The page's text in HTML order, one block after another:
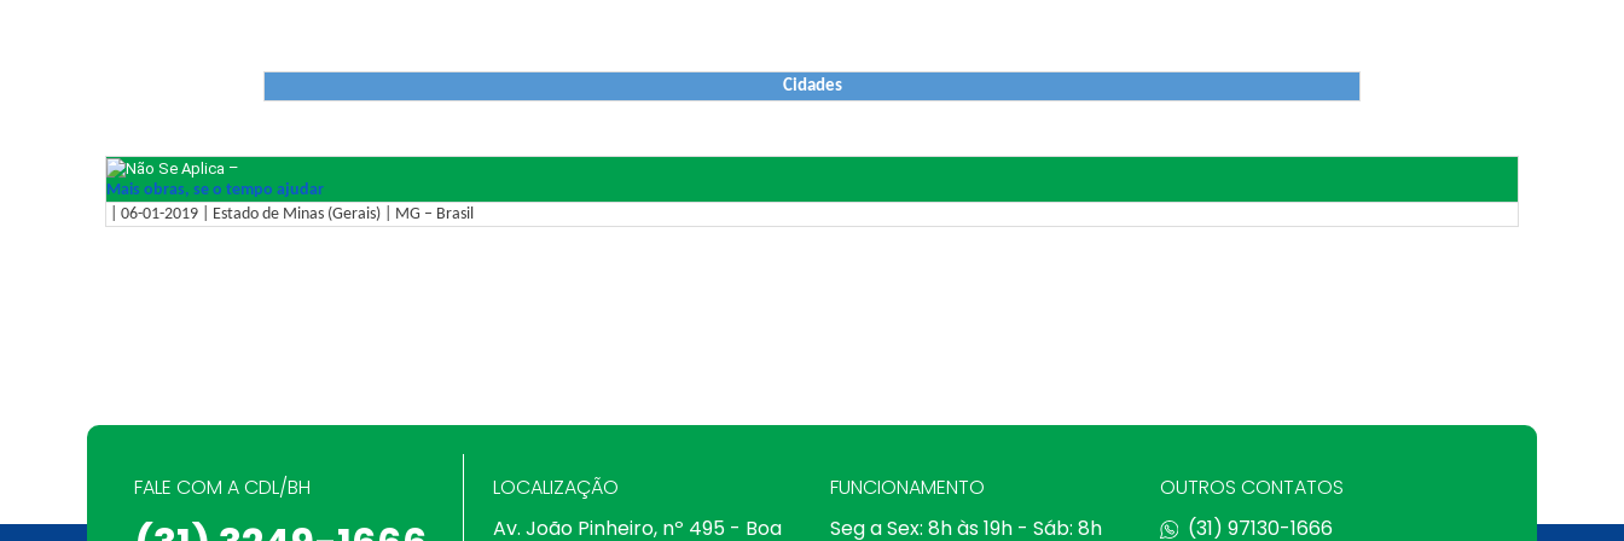
Cidades
–
Mais obras, se o tempo ajudar
| 06-01-2019 | Estado de Minas (Gerais) | MG – Brasil
FALE COM A CDL/BH
LOCALIZAÇÃO
Av. João Pinheiro, nº 495 - Boa
FUNCIONAMENTO
Seg a Sex: 8h às 19h - Sáb: 8h
OUTROS CONTATOS
(31) 97130-1666